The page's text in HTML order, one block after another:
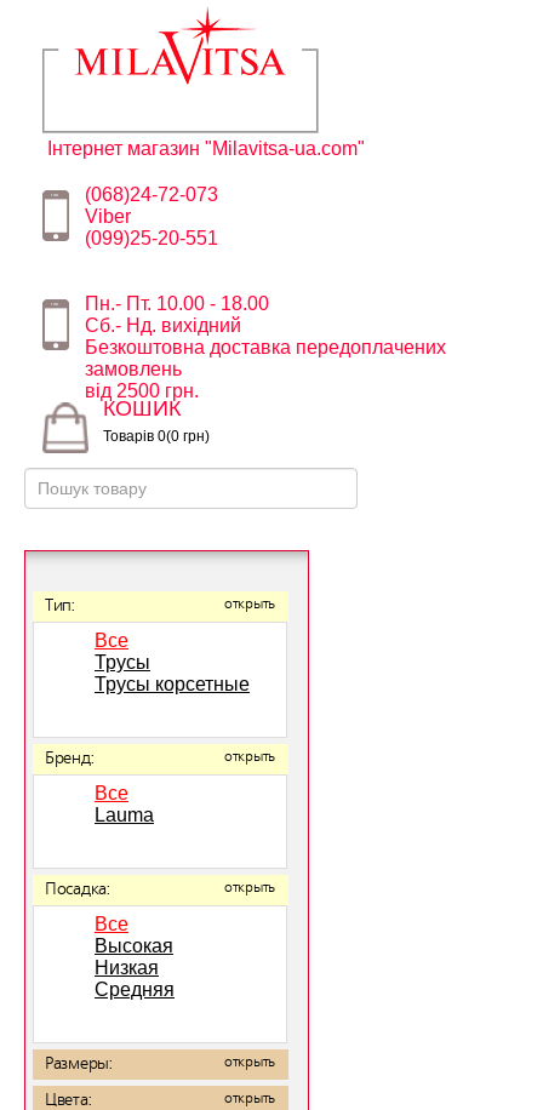
Інтернет магазин "Milavitsa-ua.com"
(068)24-72-073
Viber
(099)25-20-551
Пн.- Пт. 10.00 - 18.00
Сб.- Нд. вихідний
Безкоштовна доставка передоплачених
замовлень
від 2500 грн.
КОШИК
Товарів 0(0 грн)
Тип: открыть
Все
Трусы
Трусы корсетные
Бренд: открыть
Все
Lauma
Посадка: открыть
Все
Высокая
Низкая
Средняя
Размеры: открыть
Цвета: открыть